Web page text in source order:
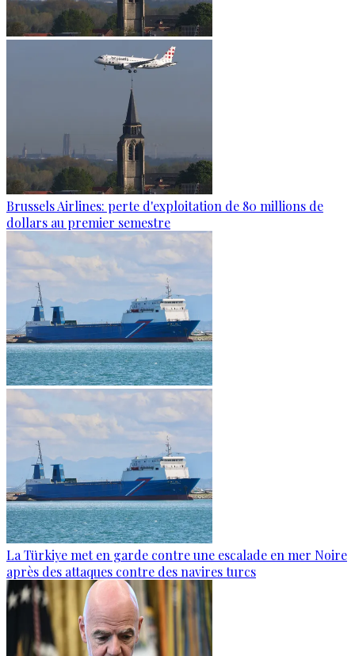
Brussels Airlines: perte d'exploitation de 80 millions de
dollars au premier semestre
La Türkiye met en garde contre une escalade en mer Noire
après des attaques contre des navires turcs